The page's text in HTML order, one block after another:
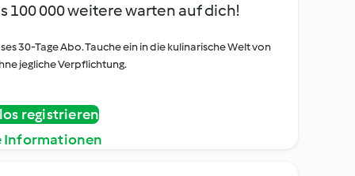
100 000 weitere warten auf dich!
30-Tage Abo. Tauche ein in die kulinarische Welt von
jegliche Verpflichtung.
registrieren
Informationen